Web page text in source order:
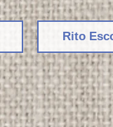
Rito